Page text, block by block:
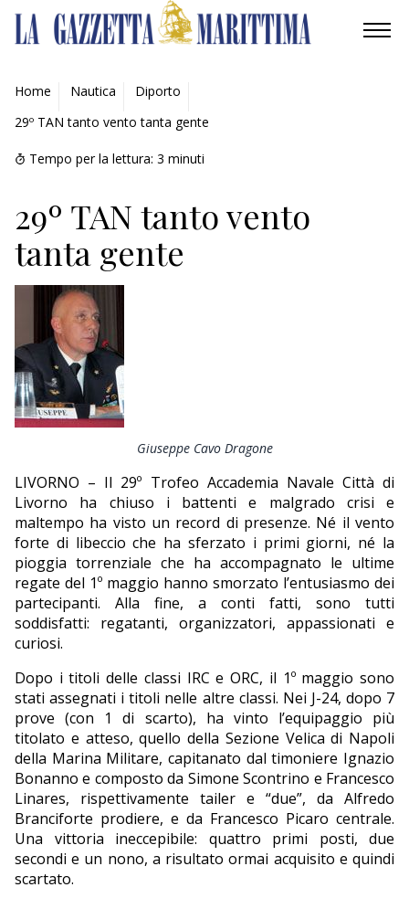
AMBIENTE
MOBILITÀ
INDUSTRIA
RICERCA
ECONOMIA
TURISMO
CULTURA
NAUTICA
Home Nautica
Diporto
29º TAN tanto vento tanta gente
Tempo per la lettura: 3 minuti
29º TAN tanto vento
tanta gente
Giuseppe Cavo Dragone
LIVORNO – Il 29º Trofeo Accademia Navale Città di
Livorno ha chiuso i battenti e malgrado crisi e
maltempo ha visto un record di presenze. Né il vento
forte di libeccio che ha sferzato i primi giorni, né la
pioggia torrenziale che ha accompagnato le ultime
regate del 1º maggio hanno smorzato l’entusiasmo dei
partecipanti. Alla fine, a conti fatti, sono tutti
soddisfatti: regatanti, organizzatori, appassionati e
curiosi.
Dopo i titoli delle classi IRC e ORC, il 1º maggio sono
stati assegnati i titoli nelle altre classi. Nei J-24, dopo 7
prove (con 1 di scarto), ha vinto l’equipaggio più
titolato e atteso, quello della Sezione Velica di Napoli
della Marina Militare, capitanato dal timoniere Ignazio
Bonanno e composto da Simone Scontrino e Francesco
Linares, rispettivamente tailer e “due”, da Alfredo
Branciforte prodiere, e da Francesco Picaro centrale.
Una vittoria ineccepibile: quattro primi posti, due
secondi e un nono, a risultato ormai acquisito e quindi
scartato.